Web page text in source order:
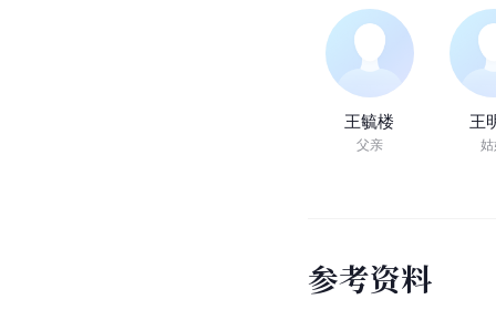
王毓楼
父亲
王
参考资料